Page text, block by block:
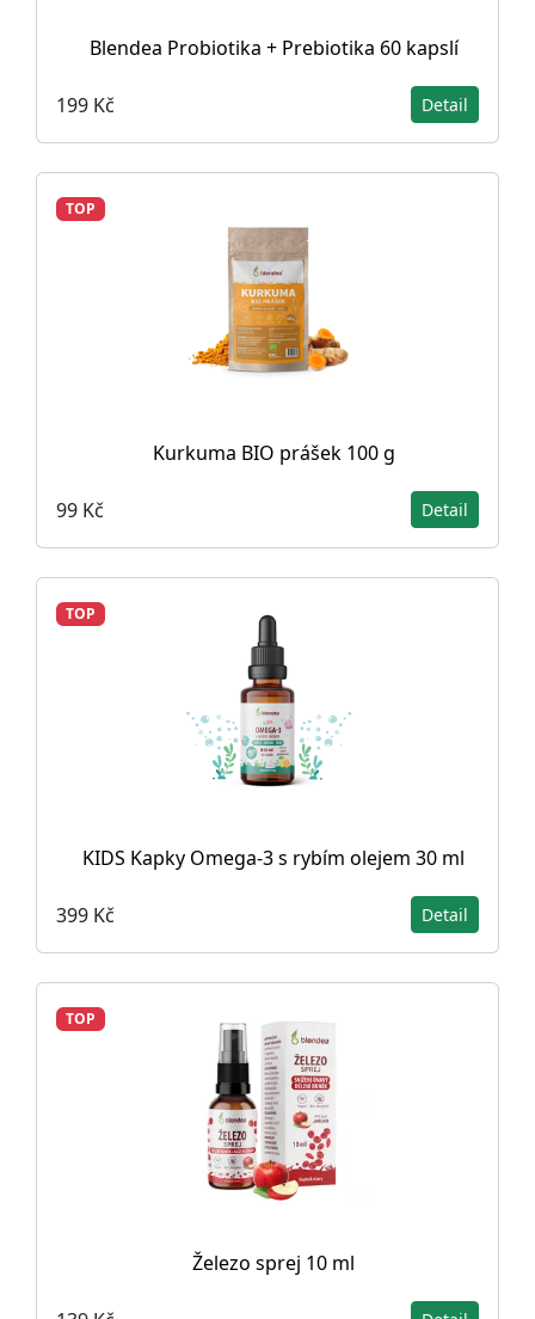
Blendea Probiotika + Prebiotika 60 kapslí
199 Kč Detail
TOP
Kurkuma BIO prášek 100 g
99 Kč Detail
TOP
KIDS Kapky Omega-3 s rybím olejem 30 ml
399 Kč Detail
TOP
Železo sprej 10 ml